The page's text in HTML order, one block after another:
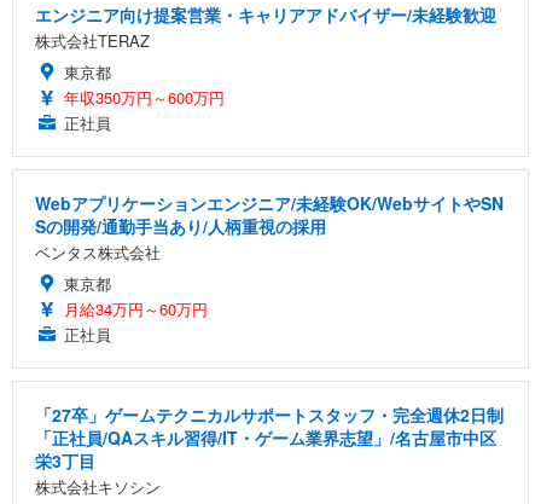
エンジニア向け提案営業・キャリアアドバイザー/未経験歓迎
株式会社TERAZ
東京都
年収350万円～600万円
正社員
Webアプリケーションエンジニア/未経験OK/WebサイトやSN
Sの開発/通勤手当あり/人柄重視の採用
ベンタス株式会社
東京都
月給34万円～60万円
正社員
「27卒」ゲームテクニカルサポートスタッフ・完全週休2日制
「正社員/QAスキル習得/IT・ゲーム業界志望」/名古屋市中区
栄3丁目
株式会社キソシン